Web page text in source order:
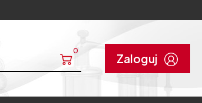
0
Zaloguj